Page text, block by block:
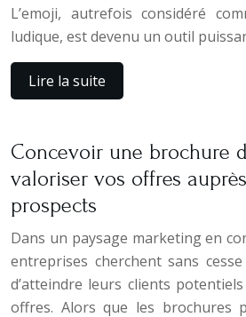
L’emoji, autrefois considéré
ludique, est devenu un outil
Lire la suite
Concevoir une brochure
valoriser vos offres
prospects
Dans un paysage marketing en
entreprises cherchent sans
d’atteindre leurs clients
offres. Alors que les brochures